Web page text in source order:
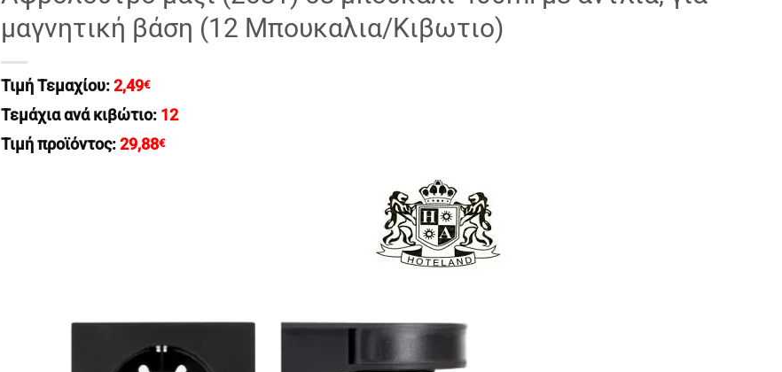
μαγνητική βάση (12 Μπουκαλια/Κιβωτιο)
Τιμή Τεμαχίου: 2,49€
Τεμάχια ανά κιβώτιο: 12
Τιμή προϊόντος: 29,88€